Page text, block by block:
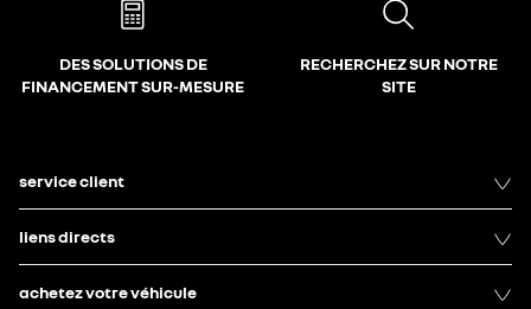
DES SOLUTIONS DE
FINANCEMENT SUR-MESURE
RECHERCHEZ SUR NOTRE
SITE
service client
liens directs
achetez votre véhicule